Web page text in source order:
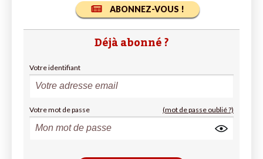
ABONNEZ-VOUS !
Déjà abonné ?
Votre identifiant
Votre mot de passe (mot de passe oublié ?)